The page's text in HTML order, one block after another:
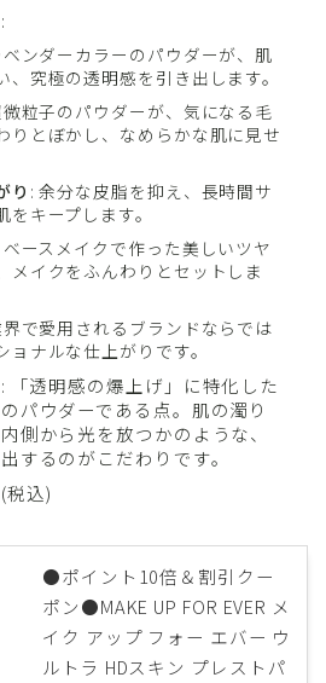
:
ベンダーカラーのパウダーが、肌
、究極の透明感を引き出します。
微粒子のパウダーが、気になる毛
りとぼかし、なめらかな肌に見せ
り : 余分な皮脂を抑え、長時間サ
キープします。
ベースメイクで作った美しいツヤ
メイクをふんわりとセットしま
で愛用されるブランドならでは
ョナルな仕上がりです。
: 「透明感の爆上げ」に特化した
パウダーである点。肌の濁り
側から光を放つかのような、
するのがこだわりです。
税込)
●ポイント10倍＆割引クー
ポン●MAKE UP FOR EVER メ
イク アップ フォー エバー ウ
ルトラ HDスキン プレストパ